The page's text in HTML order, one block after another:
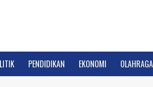
PENDIDIKAN EKONOMI OLAHRAGA